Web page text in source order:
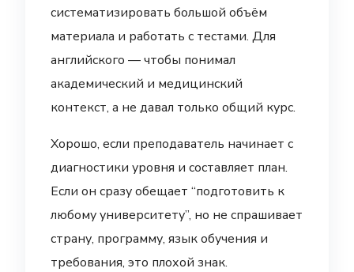
систематизировать большой объём
материала и работать с тестами. Для
английского — чтобы понимал
академический и медицинский
контекст, а не давал только общий курс.
Хорошо, если преподаватель начинает с
диагностики уровня и составляет план.
Если он сразу обещает “подготовить к
любому университету”, но не спрашивает
страну, программу, язык обучения и
требования, это плохой знак.